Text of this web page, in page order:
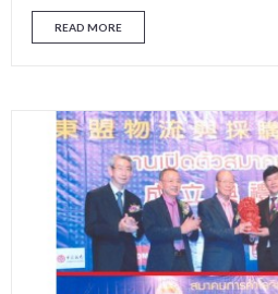
READ MORE